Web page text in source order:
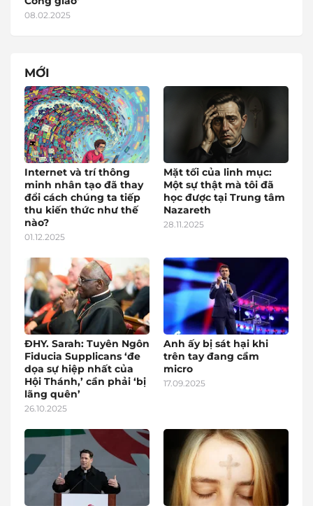
08.02.2025
MỚI
Internet và trí thông
minh nhân tạo đã thay
đổi cách chúng ta tiếp
thu kiến thức như thế
nào?
01.12.2025
Mặt tối của linh mục:
Một sự thật mà tôi đã
học được tại Trung tâm
Nazareth
28.11.2025
ĐHY. Sarah: Tuyên Ngôn
Fiducia Supplicans ‘đe
dọa sự hiệp nhất của
Hội Thánh,’ cần phải ‘bị
lãng quên’
26.10.2025
Anh ấy bị sát hại khi
trên tay đang cầm
micro
17.09.2025